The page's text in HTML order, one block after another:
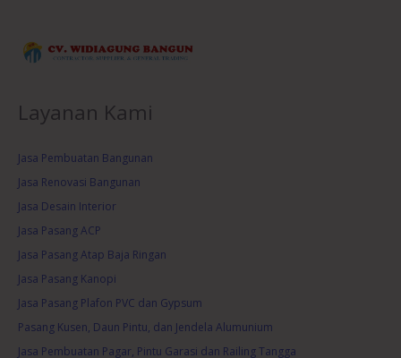
Layanan Kami
Jasa Pembuatan Bangunan
Jasa Renovasi Bangunan
Jasa Desain Interior
Jasa Pasang ACP
Jasa Pasang Atap Baja Ringan
Jasa Pasang Kanopi
Jasa Pasang Plafon PVC dan Gypsum
Pasang Kusen, Daun Pintu, dan Jendela Alumunium
Jasa Pembuatan Pagar, Pintu Garasi dan Railing Tangga